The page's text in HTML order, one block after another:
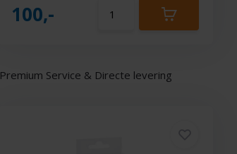
100,-
Premium Service & Directe levering